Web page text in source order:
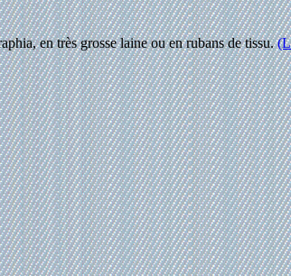
en très grosse laine ou en rubans de tissu.